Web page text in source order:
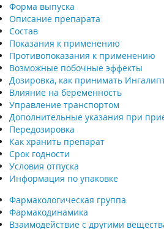
Форма выпуска
Описание препарата
Состав
Показания к применению
Противопоказания к применению
Возможные побочные эффекты
Дозировка, как принимать
Влияние на беременность
Управление транспортом
Дополнительные указания при
Передозировка
Как хранить препарат
Срок годности
Условия отпуска
Информация по упаковке
Фармакологическая группа
Фармакодинамика
Взаимодействие с другими